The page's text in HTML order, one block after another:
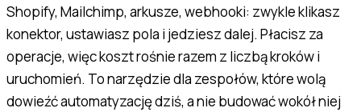
Shopify, Mailchimp, arkusze, webhooki: zwykle klikasz
konektor, ustawiasz pola i jedziesz dalej. Płacisz za
operacje, więc koszt rośnie razem z liczbą kroków i
uruchomień. To narzędzie dla zespołów, które wolą
dowieźć automatyzację dziś, a nie budować wokół niej